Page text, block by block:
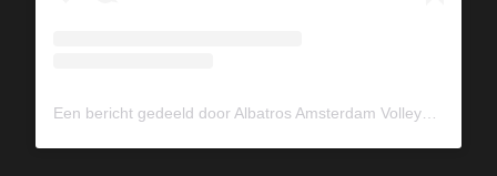
Een bericht gedeeld door Albatros Amsterdam Volleybal (@albavolley)